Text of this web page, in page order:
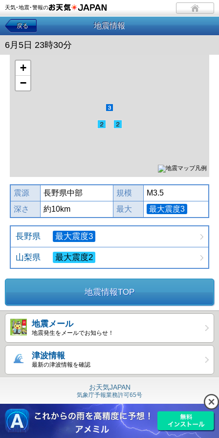
天気･地震･警報の
戻る 地震情報
6月5日 23時30分
+
−
震源 長野県中部 規模
M3.5
深さ
約10km 最大 最大震度3
長野県 最大震度3
山梨県 最大震度2
地震情報TOP
地震メール
地震発生をメールでお知らせ！
津波情報
最新の津波情報を確認
お天気JAPAN
気象庁予報業務許可65号
Copyright © 島津ビジネスシステムズ